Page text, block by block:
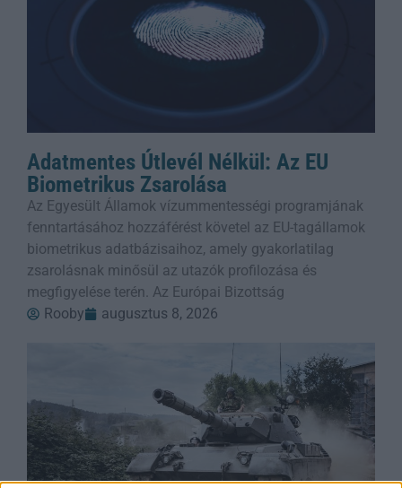
Adatmentes Útlevél Nélkül: Az EU
Biometrikus Zsarolása
Az Egyesült Államok vízummentességi programjának
fenntartásához hozzáférést követel az EU-tagállamok
biometrikus adatbázisaihoz, amely gyakorlatilag
zsarolásnak minősül az utazók profilozása és
megfigyelése terén. Az Európai Bizottság
Rooby
augusztus 8, 2026